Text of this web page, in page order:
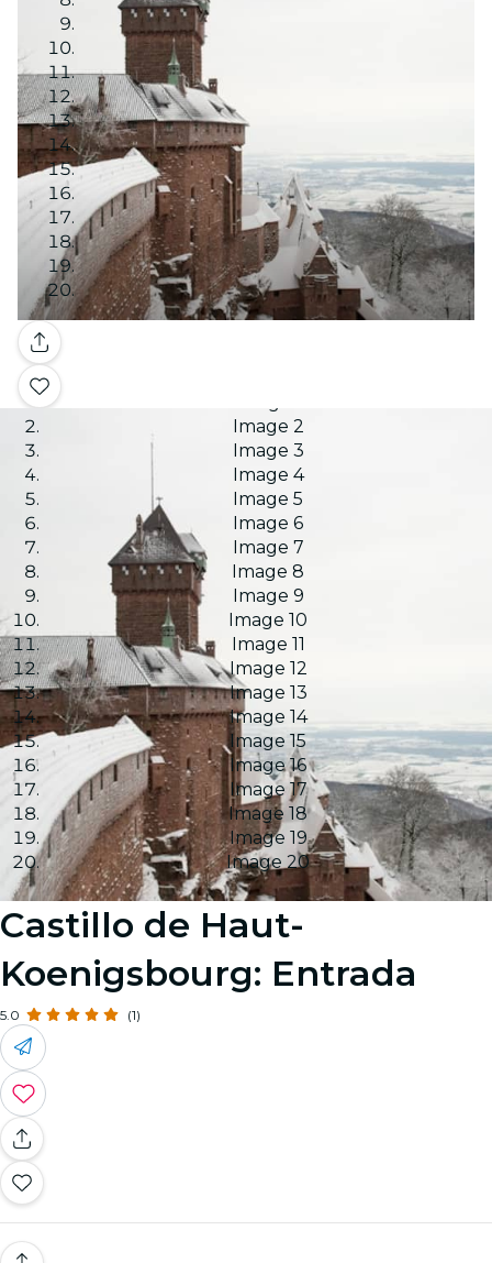
Galería
Image 2
Image 3
Image 4
Image 5
Image 6
Image 7
Image 8
Image 9
Image 10
Image 11
Image 12
Image 13
Image 14
Image 15
Image 16
Image 17
Image 18
Image 19
Image 20
Castillo de Haut-
Koenigsbourg: Entrada
5.0 (1)